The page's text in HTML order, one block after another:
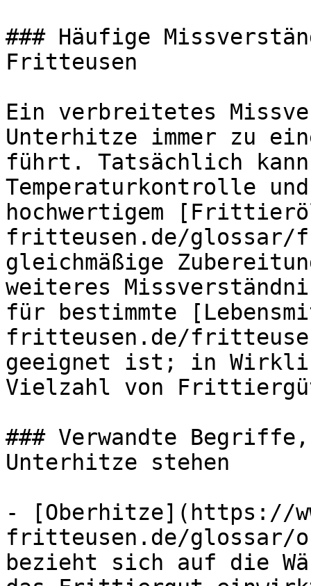
### Häufige
Fritteusen
Ein verbreitetes
Unterhitze immer zu
führt. Tatsächlich
Temperaturkontrolle
hochwertigem
fritteusen.de/
gleichmäßige
weiteres
für bestimmte
fritteusen.de/
geeignet ist; in
Vielzahl von
### Verwandte Begriffe,
Unterhitze stehen
- [Oberhitze](https://
fritteusen.de/glossar/
bezieht sich auf die